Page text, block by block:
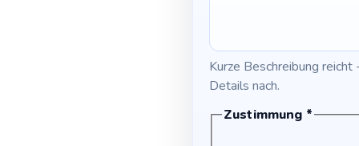
Kurze Beschreibung
Details nach.
Zustimmung *